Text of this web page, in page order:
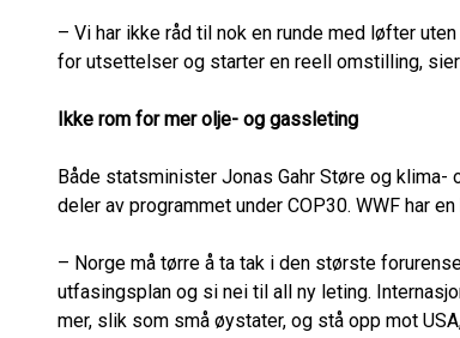
– Vi har ikke råd til nok en runde med løfter
for utsettelser og starter en reell omstilling, sier
Ikke rom for mer olje- og gassleting
Både statsminister Jonas Gahr Støre og
deler av programmet under COP30. WWF har
– Norge må tørre å ta tak i den største
utfasingsplan og si nei til all ny leting.
mer, slik som små øystater, og stå opp mot